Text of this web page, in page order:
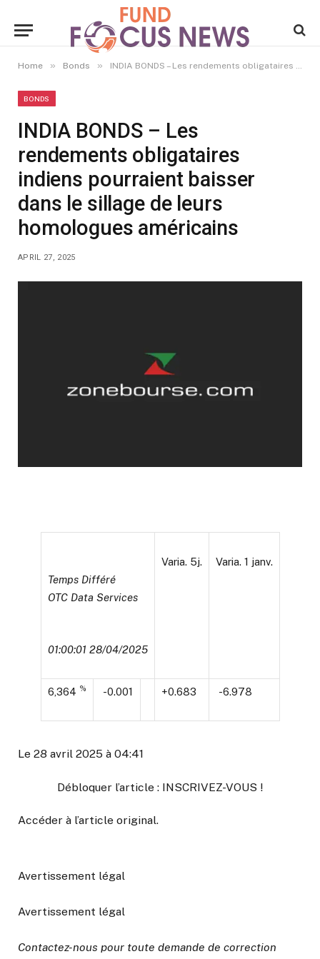
Home » Bonds » INDIA BONDS – Les rendements obligataires indiens pourraient baisser dans le sillage de leurs homologues américains
BONDS
INDIA BONDS – Les
rendements obligataires
indiens pourraient baisser
dans le sillage de leurs
homologues américains
APRIL 27, 2025
Temps Différé
OTC Data Services
01:00:01 28/04/2025
Varia. 5j. Varia. 1 janv.
6,364 % -0.001 +0.683 -6.978
Le 28 avril 2025 à 04:41
Débloquer l’article : INSCRIVEZ-VOUS !
Accéder à l’article original.
Avertissement légal
Avertissement légal
Contactez-nous pour toute demande de correction